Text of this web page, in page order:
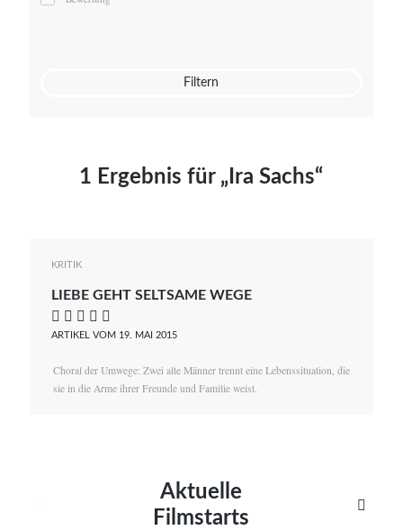
Mato von Vogelstein
Filtern
1 Ergebnis für „Ira Sachs“
KRITIK
LIEBE GEHT SELTSAME WEGE
    
ARTIKEL VOM 19. MAI 2015
Choral der Umwege: Zwei alte Männer trennt eine Lebenssituation, die
sie in die Arme ihrer Freunde und Familie weist.
Aktuelle
Filmstarts
